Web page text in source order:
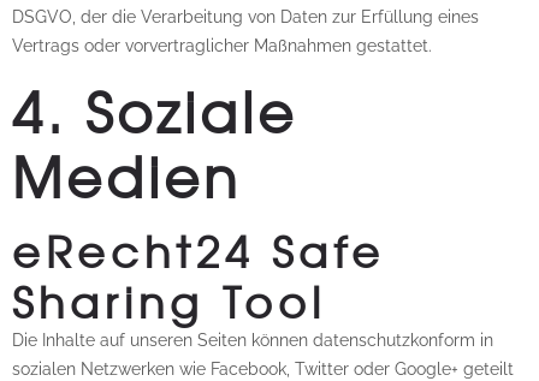
DSGVO, der die Verarbeitung von Daten zur Erfüllung eines
Vertrags oder vorvertraglicher Maßnahmen gestattet.
4. Soziale
Medien
eRecht24 Safe
Sharing Tool
Die Inhalte auf unseren Seiten können datenschutzkonform in
sozialen Netzwerken wie Facebook, Twitter oder Google+ geteilt